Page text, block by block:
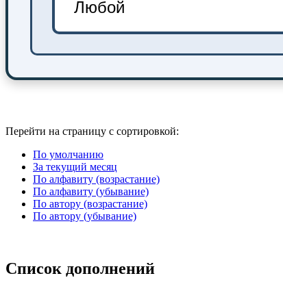
Перейти на страницу с сортировкой:
По умолчанию
За текущий месяц
По алфавиту (возрастание)
По алфавиту (убывание)
По автору (возрастание)
По автору (убывание)
Список дополнений